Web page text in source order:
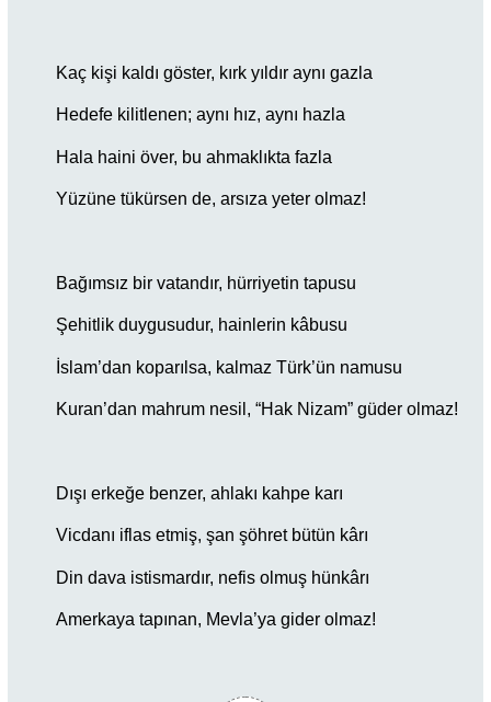
Kaç kişi kaldı göster, kırk yıldır aynı gazla
Hedefe kilitlenen; aynı hız, aynı hazla
Hala haini över, bu ahmaklıkta fazla
Yüzüne tükürsen de, arsıza yeter olmaz!
Bağımsız bir vatandır, hürriyetin tapusu
Şehitlik duygusudur, hainlerin kâbusu
İslam’dan koparılsa, kalmaz Türk’ün namusu
Kuran’dan mahrum nesil, “Hak Nizam” güder olmaz!
Dışı erkeğe benzer, ahlakı kahpe karı
Vicdanı iflas etmiş, şan şöhret bütün kârı
Din dava istismardır, nefis olmuş hünkârı
Amerkaya tapınan, Mevla’ya gider olmaz!